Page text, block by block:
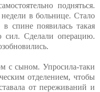
подняться.
в больнице. Стало
в спине появилась такая
сил. Сделали операцию.
с сыном. Упросила-таки
отделением, чтобы
от переживаний и